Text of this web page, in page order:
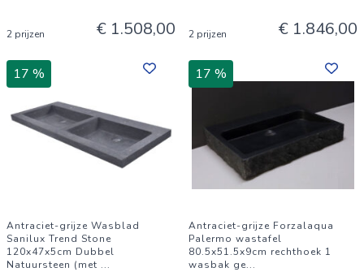
2 prijzen € 1.508,00 2 prijzen € 1.846,00
17 %
Antraciet-grijze Wasblad
Sanilux Trend Stone
120x47x5cm Dubbel
Natuursteen (met ...
17 %
Antraciet-grijze Forzalaqua
Palermo wastafel
80.5x51.5x9cm rechthoek 1
wasbak ge...